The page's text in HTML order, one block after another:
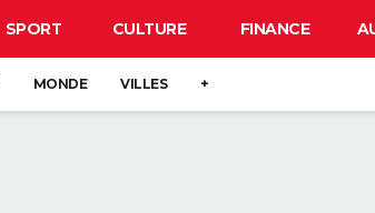
SPORT CULTURE FINANCE
MONDE VILLES +